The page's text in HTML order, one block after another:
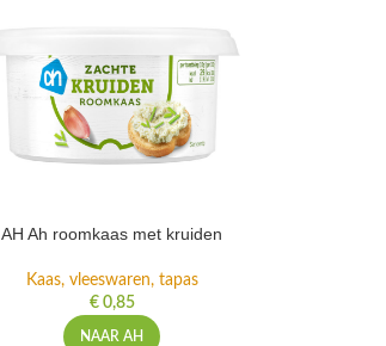
AH Ah roomkaas met kruiden
Kaas, vleeswaren, tapas
€0,85
NAAR AH